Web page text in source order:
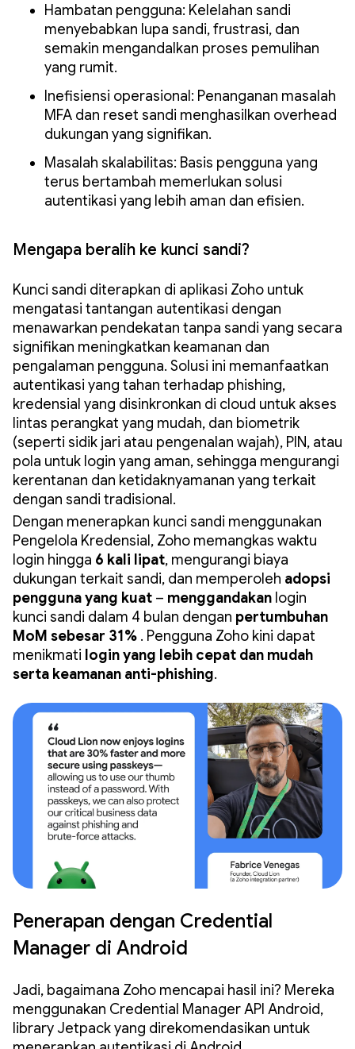
Hambatan pengguna: Kelelahan sandi
menyebabkan lupa sandi, frustrasi, dan
semakin mengandalkan proses pemulihan
yang rumit.
Inefisiensi operasional: Penanganan masalah
MFA dan reset sandi menghasilkan overhead
dukungan yang signifikan.
Masalah skalabilitas: Basis pengguna yang
terus bertambah memerlukan solusi
autentikasi yang lebih aman dan efisien.
Mengapa beralih ke kunci sandi?
Kunci sandi diterapkan di aplikasi Zoho untuk
mengatasi tantangan autentikasi dengan
menawarkan pendekatan tanpa sandi yang secara
signifikan meningkatkan keamanan dan
pengalaman pengguna. Solusi ini memanfaatkan
autentikasi yang tahan terhadap phishing,
kredensial yang disinkronkan di cloud untuk akses
lintas perangkat yang mudah, dan biometrik
(seperti sidik jari atau pengenalan wajah), PIN, atau
pola untuk login yang aman, sehingga mengurangi
kerentanan dan ketidaknyamanan yang terkait
dengan sandi tradisional.
Dengan menerapkan kunci sandi menggunakan
Pengelola Kredensial, Zoho memangkas waktu
login hingga 6 kali lipat, mengurangi biaya
dukungan terkait sandi, dan memperoleh adopsi
pengguna yang kuat – menggandakan login
kunci sandi dalam 4 bulan dengan pertumbuhan
MoM sebesar 31% . Pengguna Zoho kini dapat
menikmati login yang lebih cepat dan mudah
serta keamanan anti-phishing.
Penerapan dengan Credential
Manager di Android
Jadi, bagaimana Zoho mencapai hasil ini? Mereka
menggunakan Credential Manager API Android,
library Jetpack yang direkomendasikan untuk